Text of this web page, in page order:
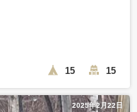
15 15
2025年2月22日